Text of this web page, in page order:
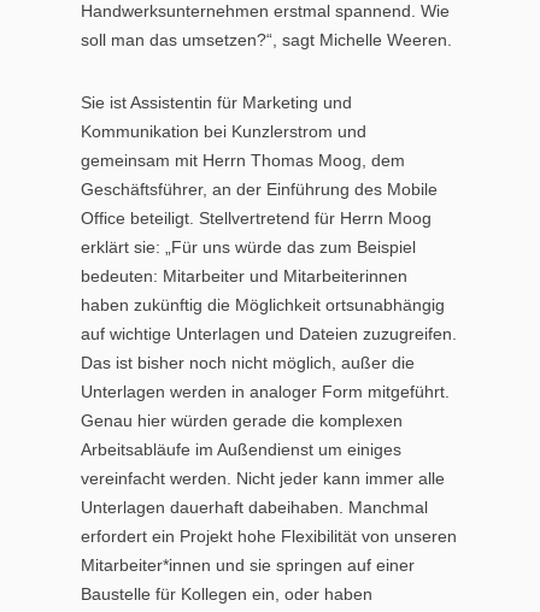
Handwerksunternehmen erstmal spannend. Wie
soll man das umsetzen?“, sagt Michelle Weeren.
Sie ist Assistentin für Marketing und
Kommunikation bei Kunzlerstrom und
gemeinsam mit Herrn Thomas Moog, dem
Geschäftsführer, an der Einführung des Mobile
Office beteiligt. Stellvertretend für Herrn Moog
erklärt sie: „Für uns würde das zum Beispiel
bedeuten: Mitarbeiter und Mitarbeiterinnen
haben zukünftig die Möglichkeit ortsunabhängig
auf wichtige Unterlagen und Dateien zuzugreifen.
Das ist bisher noch nicht möglich, außer die
Unterlagen werden in analoger Form mitgeführt.
Genau hier würden gerade die komplexen
Arbeitsabläufe im Außendienst um einiges
vereinfacht werden. Nicht jeder kann immer alle
Unterlagen dauerhaft dabeihaben. Manchmal
erfordert ein Projekt hohe Flexibilität von unseren
Mitarbeiter*innen und sie springen auf einer
Baustelle für Kollegen ein, oder haben